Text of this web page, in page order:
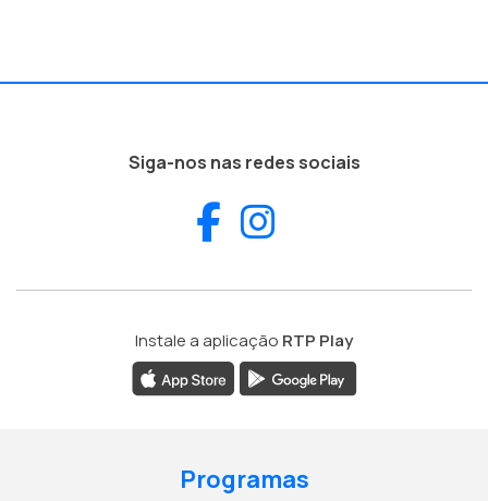
Siga-nos nas redes sociais
Facebook
Instale a aplicação RTP Play
Programas